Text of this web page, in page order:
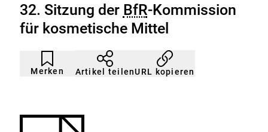
32. Sitzung der BfR-Kommission
für kosmetische Mittel
Merken
Artikel
nicht
gemerkt
Durch
Klicken
der
Artikel teilenURL kopieren